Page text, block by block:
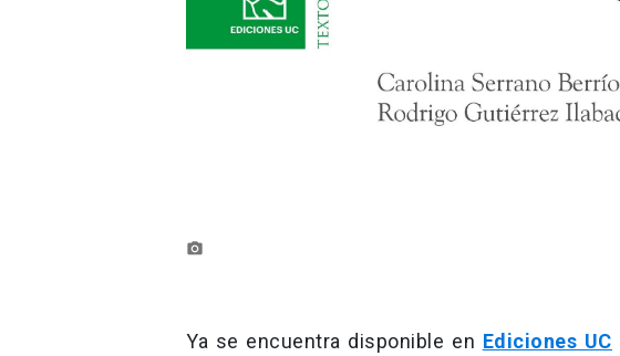
photo_camera
Ya se encuentra disponible en Ediciones UC